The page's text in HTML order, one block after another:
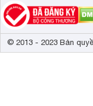
© 2013 - 2023 Bản